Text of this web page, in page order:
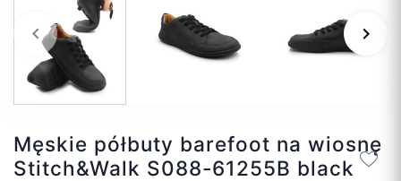
Poprzedni
keyboard_arrow_left keyboard_arrow_right
Męskie półbuty barefoot na wiosnę
Stitch&Walk S088-61255B black